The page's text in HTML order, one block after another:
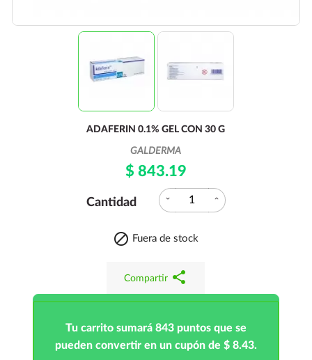
ADAFERIN 0.1% GEL CON 30 G
GALDERMA
$ 843.19
Cantidad expand_more expand_less
 Fuera de stock
Compartir share
Tu carrito sumará 843 puntos que se
pueden convertir en un cupón de $ 8.43.